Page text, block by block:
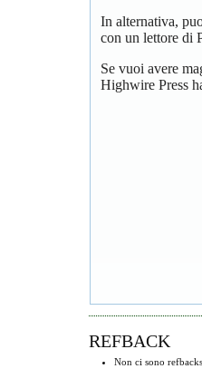
In alternativa,
con un lettore di
Se vuoi avere
Highwire Press
REFBACK
Non ci sono